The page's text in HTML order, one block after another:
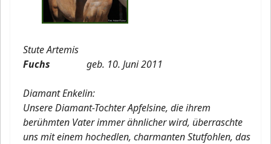
Stute Artemis
Fuchs geb. 10. Juni 2011
Diamant Enkelin:
Unsere Diamant-Tochter Apfelsine, die ihrem
berühmten Vater immer ähnlicher wird, überraschte
uns mit einem hochedlen, charmanten Stutfohlen, das